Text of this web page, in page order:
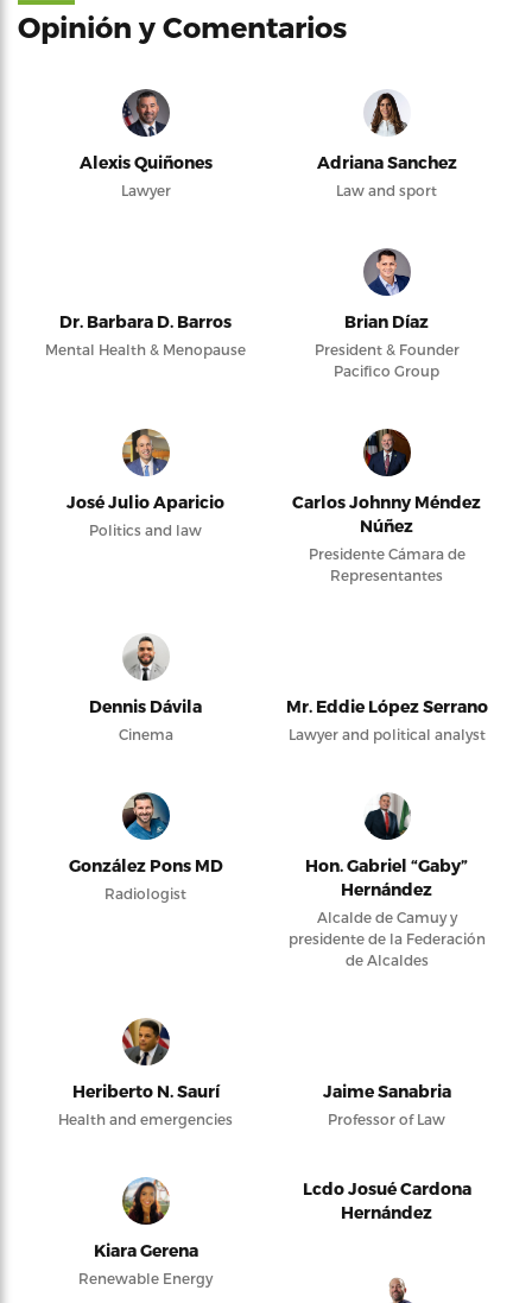
Opinión y Comentarios
Alexis Quiñones
Lawyer
Adriana Sanchez
Law and sport
Dr. Barbara D. Barros
Mental Health & Menopause
Brian Díaz
President & Founder
Pacifico Group
José Julio Aparicio
Politics and law
Carlos Johnny Méndez
Núñez
Presidente Cámara de
Representantes
Dennis Dávila
Cinema
Mr. Eddie López Serrano
Lawyer and political analyst
González Pons MD
Radiologist
Hon. Gabriel “Gaby”
Hernández
Alcalde de Camuy y
presidente de la Federación
de Alcaldes
Heriberto N. Saurí
Health and emergencies
Jaime Sanabria
Professor of Law
Kiara Gerena
Renewable Energy
Lcdo Josué Cardona
Hernández